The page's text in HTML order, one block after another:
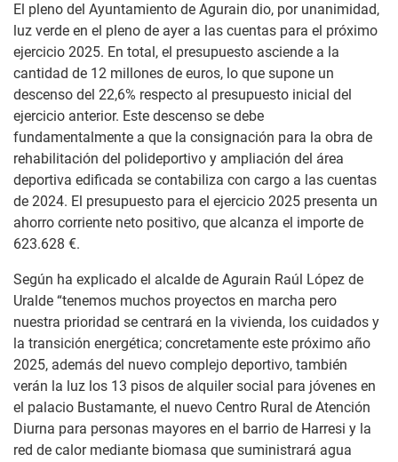
El pleno del Ayuntamiento de Agurain dio, por unanimidad,
luz verde en el pleno de ayer a las cuentas para el próximo
ejercicio 2025. En total, el presupuesto asciende a la
cantidad de 12 millones de euros, lo que supone un
descenso del 22,6% respecto al presupuesto inicial del
ejercicio anterior. Este descenso se debe
fundamentalmente a que la consignación para la obra de
rehabilitación del polideportivo y ampliación del área
deportiva edificada se contabiliza con cargo a las cuentas
de 2024. El presupuesto para el ejercicio 2025 presenta un
ahorro corriente neto positivo, que alcanza el importe de
623.628 €.
Según ha explicado el alcalde de Agurain Raúl López de
Uralde “tenemos muchos proyectos en marcha pero
nuestra prioridad se centrará en la vivienda, los cuidados y
la transición energética; concretamente este próximo año
2025, además del nuevo complejo deportivo, también
verán la luz los 13 pisos de alquiler social para jóvenes en
el palacio Bustamante, el nuevo Centro Rural de Atención
Diurna para personas mayores en el barrio de Harresi y la
red de calor mediante biomasa que suministrará agua